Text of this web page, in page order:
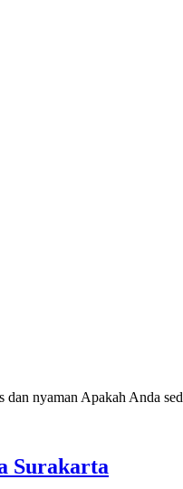
nyaman Apakah Anda
Surakarta